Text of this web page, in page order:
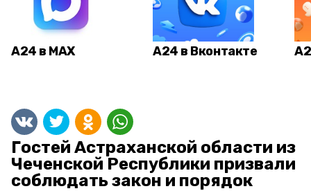
А24 в MAX А24 в Вконтакте
Гостей Астраханской области из
Чеченской Республики призвали
соблюдать закон и порядок